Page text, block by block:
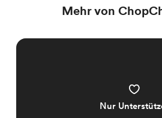
Mehr von
Nur